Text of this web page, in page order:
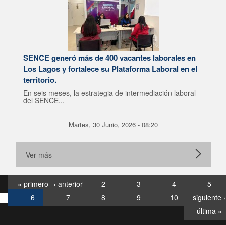
SENCE generó más de 400 vacantes laborales en
Los Lagos y fortalece su Plataforma Laboral en el
territorio.
En seis meses, la estrategia de intermediación laboral
del SENCE...
Martes, 30 Junio, 2026 - 08:20
Ver más
« primero ‹ anterior 2 3 4
5
6
7 8 9 10
siguiente ›
última »